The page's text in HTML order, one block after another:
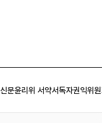
신문윤리위 서약서독자권익위